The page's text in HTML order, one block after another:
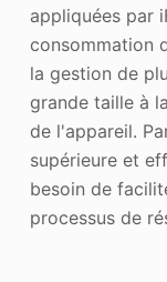
appliquées par
consommation
la gestion de
grande taille à
de l'appareil.
supérieure et
besoin de
processus de